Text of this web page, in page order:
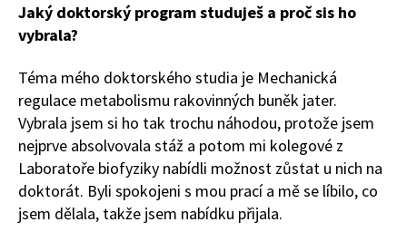
Jaký doktorský program studuješ a proč sis ho
vybrala?
Téma mého doktorského studia je Mechanická
regulace metabolismu rakovinných buněk jater.
Vybrala jsem si ho tak trochu náhodou, protože jsem
nejprve absolvovala stáž a potom mi kolegové z
Laboratoře biofyziky nabídli možnost zůstat u nich na
doktorát. Byli spokojeni s mou prací a mě se líbilo, co
jsem dělala, takže jsem nabídku přijala.